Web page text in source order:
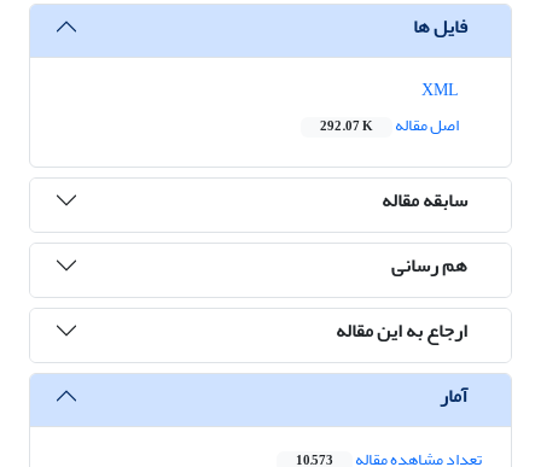
فایل ها
اصل مقاله
292.07 K
سابقه مقاله
هم رسانی
ارجاع به این مقاله
آمار
تعداد مشاهده مقاله 10,573